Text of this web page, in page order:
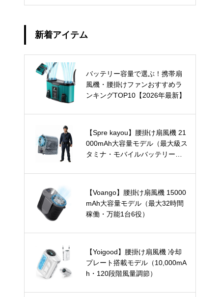
新着アイテム
バッテリー容量で選ぶ！携帯扇
風機・腰掛けファンおすすめラ
ンキングTOP10【2026年最新】
【Spre kayou】腰掛け扇風機 21
000mAh大容量モデル（最大級ス
タミナ・モバイルバッテリー兼
【Voango】腰掛け扇風機 15000
mAh大容量モデル（最大32時間
稼働・万能1台6役）
【Yoigood】腰掛け扇風機 冷却
プレート搭載モデル（10,000mA
h・120段階風量調節）